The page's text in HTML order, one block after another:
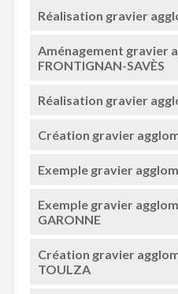
Réalisation gravier
Aménagement gravier
FRONTIGNAN-SAVÈS
Réalisation gravier
Création gravier
Exemple gravier
Exemple gravier
GARONNE
Création gravier
TOULZA